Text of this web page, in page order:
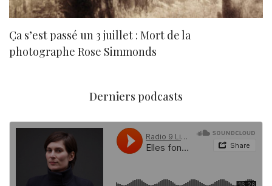
Ça s’est passé un 3 juillet : Mort de la
photographe Rose Simmonds
Derniers podcasts